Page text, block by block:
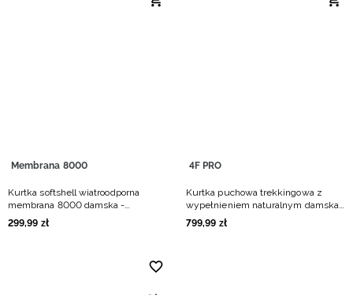
Membrana 8000
Kurtka softshell wiatroodporna
membrana 8000 damska -
czerwona
299,99 zł
4F PRO
Kurtka puchowa trekkingowa z
wypełnieniem naturalnym damska
- czerwona
799,99 zł